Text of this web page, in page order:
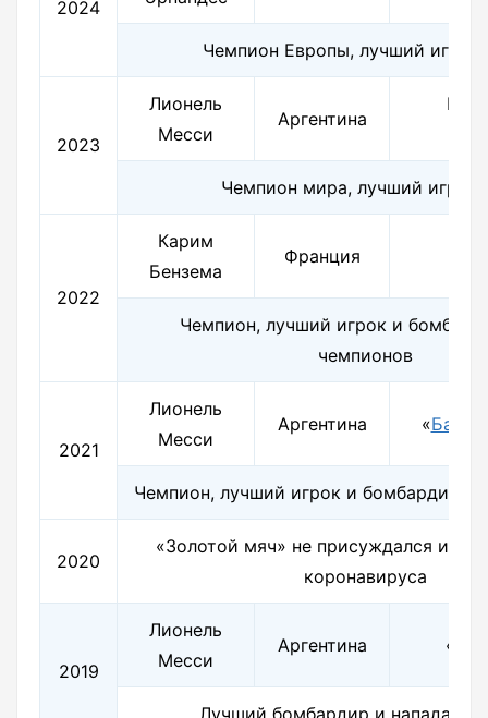
2024
Чемпион Европы, лучший игрок
2023
Лионель
Месси
Аргентина
Чемпион мира, лучший игрок
2022
Карим
Бензема
Франция
Чемпион, лучший игрок и
чемпионов
2021
Лионель
Месси
Аргентина «
Чемпион, лучший игрок и бомбардир
2020
«Золотой мяч» не присуждался из-
коронавируса
2019
Лионель
Месси
Аргентина